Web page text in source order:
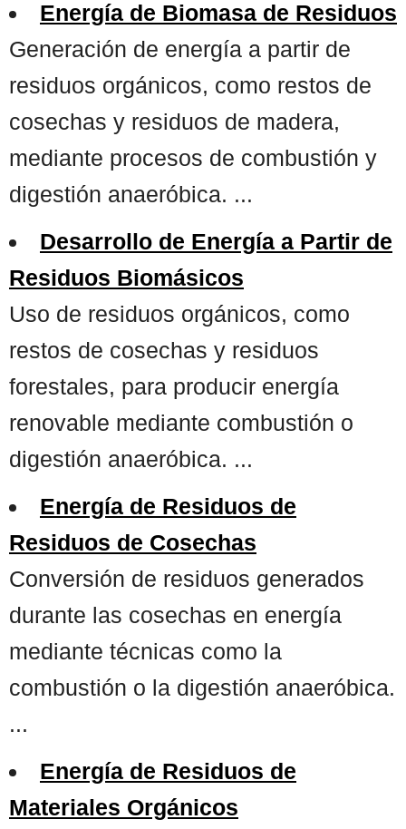
Energía de Biomasa de Residuos
Generación de energía a partir de
residuos orgánicos, como restos de
cosechas y residuos de madera,
mediante procesos de combustión y
digestión anaeróbica. ...
Desarrollo de Energía a Partir de
Residuos Biomásicos
Uso de residuos orgánicos, como
restos de cosechas y residuos
forestales, para producir energía
renovable mediante combustión o
digestión anaeróbica. ...
Energía de Residuos de
Residuos de Cosechas
Conversión de residuos generados
durante las cosechas en energía
mediante técnicas como la
combustión o la digestión anaeróbica.
...
Energía de Residuos de
Materiales Orgánicos